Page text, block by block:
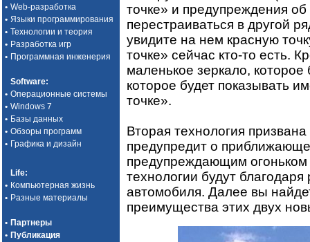
• Web-разработка
• Языки программирования
• Технологии и теория
• Разработка игр
• Программная инженерия
Software:
• Операционные системы
• Windows 7
• Базы данных
• Обзоры программ
• Графика и дизайн
Life:
• Компьютерная жизнь
• Разные материалы
• Партнеры
• Публикация
точке» и предупреждения
перестраиваться в другой
увидите на нем красную
точке» сейчас кто-то есть.
маленькое зеркало, которое
которое будет показывать
точке».
Вторая технология
предупредит о
предупреждающим огоньком
технологии будут
автомобиля. Далее вы
преимущества этих двух